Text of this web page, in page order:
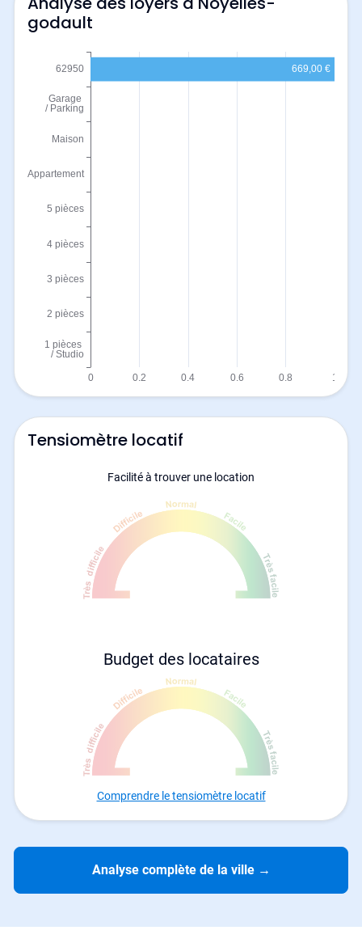
godault
Tensiomètre locatif
Facilité à trouver une location
Budget des locataires
Comprendre le tensiomètre locatif
Analyse complète de la ville →